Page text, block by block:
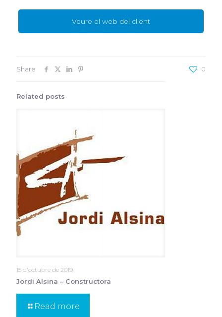
Veure el web del client
Share 0
Related posts
15 d'octubre de 2019
Jordi Alsina – Constructora
Read more